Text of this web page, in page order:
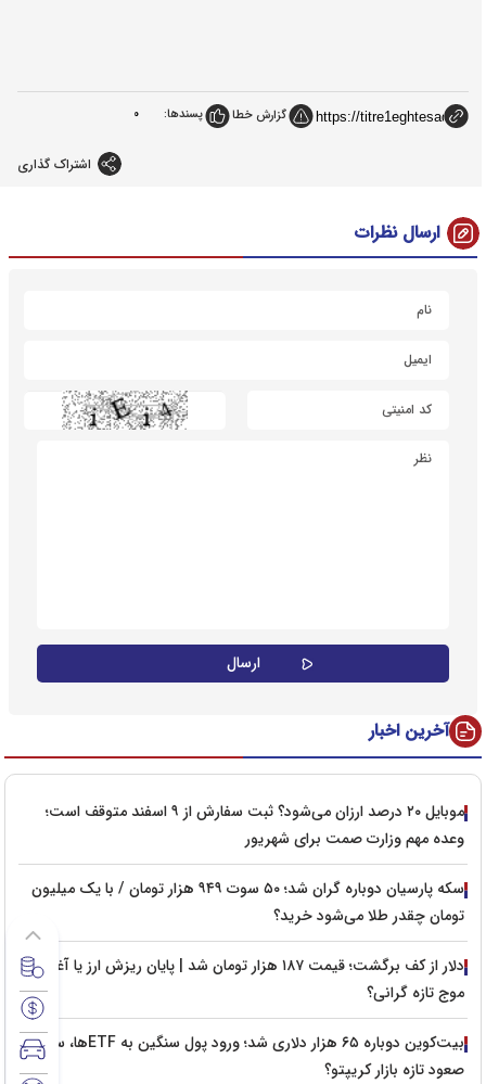
گزارش خطا پسندها: 0
اشتراک گذاری
ارسال نظرات
آخرین اخبار
موبایل ۲۰ درصد ارزان می‌شود؟ ثبت سفارش از ۹ اسفند متوقف است؛
وعده مهم وزارت صمت برای شهریور
سکه پارسیان دوباره گران شد؛ ۵۰ سوت ۹۴۹ هزار تومان / با یک میلیون
تومان چقدر طلا می‌شود خرید؟
دلار از کف برگشت؛ قیمت ۱۸۷ هزار تومان شد | پایان ریزش ارز یا آغاز
موج تازه گرانی؟
بیت‌کوین دوباره ۶۵ هزار دلاری شد؛ ورود پول سنگین به ETFها، سیگنال
صعود تازه بازار کریپتو؟